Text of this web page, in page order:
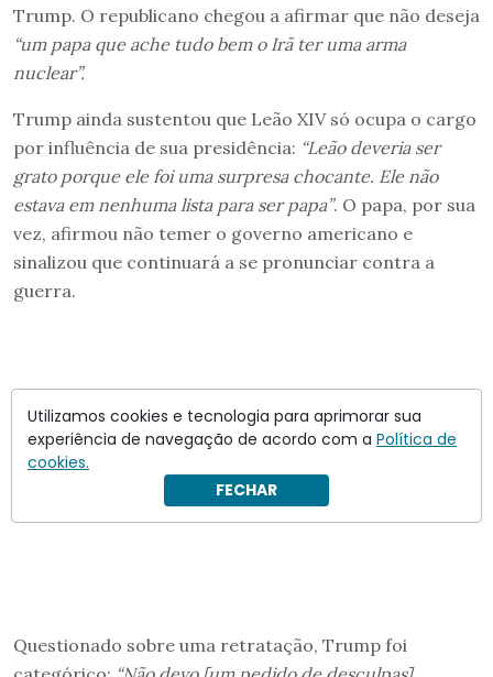
Trump. O republicano chegou a afirmar que não deseja
“um papa que ache tudo bem o Irã ter uma arma
nuclear”.
Trump ainda sustentou que Leão XIV só ocupa o cargo
por influência de sua presidência: “Leão deveria ser
grato porque ele foi uma surpresa chocante. Ele não
estava em nenhuma lista para ser papa”. O papa, por sua
vez, afirmou não temer o governo americano e
sinalizou que continuará a se pronunciar contra a
guerra.
Questionado sobre uma retratação, Trump foi
Utilizamos cookies e tecnologia para aprimorar sua
experiência de navegação de acordo com a Política de
cookies.
FECHAR